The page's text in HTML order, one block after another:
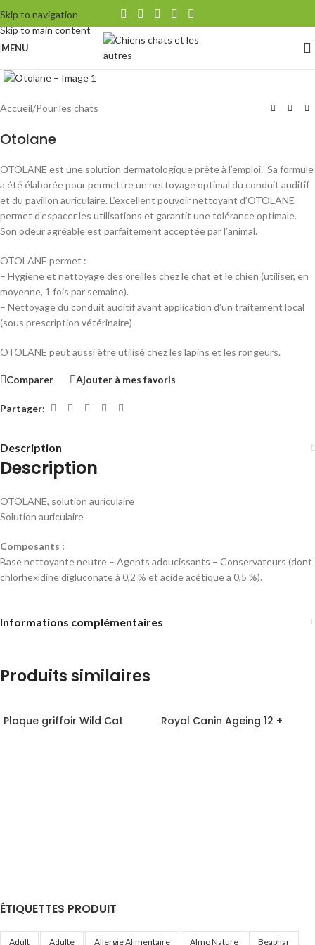
Skip to navigation
Skip to main content
MENU
Accueil/Pour les chats
Otolane
OTOLANE est une solution dermatologique prête à l’emploi. Sa formule
a été élaborée pour permettre un nettoyage optimal du conduit auditif
et du pavillon auriculaire. L’excellent pouvoir nettoyant d’OTOLANE
permet d’espacer les utilisations et garantit une tolérance optimale.
Son odeur agréable est parfaitement acceptée par l’animal.
OTOLANE permet :
– Hygiène et nettoyage des oreilles chez le chat et le chien (utiliser, en
moyenne, 1 fois par semaine).
– Nettoyage du conduit auditif avant application d’un traitement local
(sous prescription vétérinaire)
OTOLANE peut aussi être utilisé chez les lapins et les rongeurs.
Comparer Ajouter à mes favoris
Partager:
Description
Description
OTOLANE, solution auriculaire
Solution auriculaire
Composants :
Base nettoyante neutre – Agents adoucissants – Conservateurs (dont
chlorhexidine digluconate à 0,2 % et acide acétique à 0,5 %).
Informations complémentaires
Produits similaires
Plaque griffoir Wild Cat Royal Canin Ageing 12 +
ÉTIQUETTES PRODUIT
Adult Adulte Allergie Alimentaire Almo Nature Beaphar